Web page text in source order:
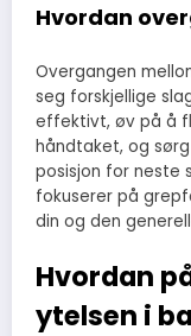
Hvordan
Overgangen
seg forskjellige
effektivt, øv på å
håndtaket, og
posisjon for neste
fokuserer på
din og den
Hvordan
ytelsen i